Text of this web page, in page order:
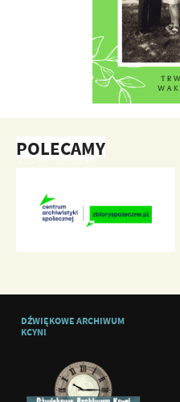
POLECAMY
DŹWIĘKOWE ARCHIWUM
KCYNI